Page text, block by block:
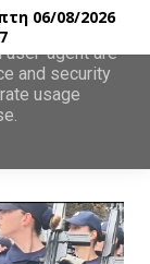
06/08/2026
its services
user-agent are
and security
usage